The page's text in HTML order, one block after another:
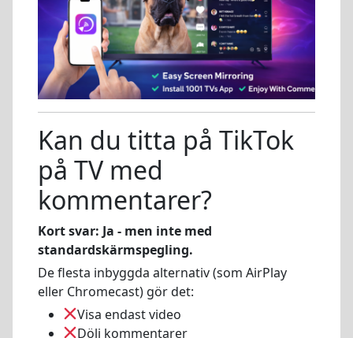
Kan du titta på TikTok
på TV med
kommentarer?
Kort svar: Ja - men inte med
standardskärmspegling.
De flesta inbyggda alternativ (som AirPlay
eller Chromecast) gör det:
Visa endast video
Dölj kommentarer